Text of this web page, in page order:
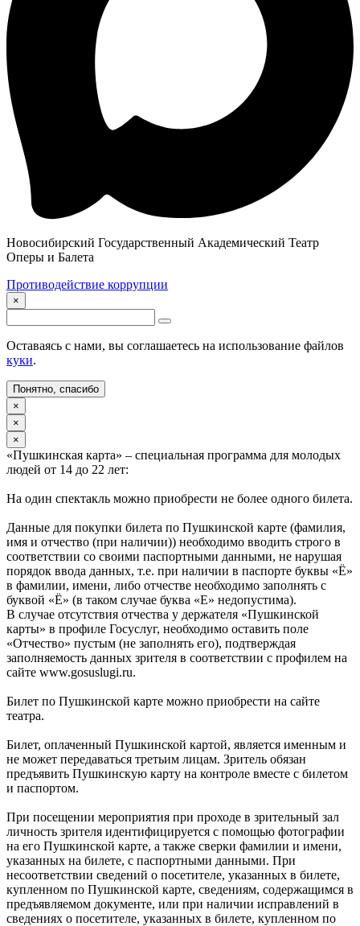
Новосибирский Государственный Академический Театр
Оперы и Балета
Противодействие коррупции
×
Оставаясь с нами, вы соглашаетесь на использование файлов
куки.
Понятно, спасибо
×
×
×
«Пушкинская карта» – специальная программа для молодых
людей от 14 до 22 лет:
На один спектакль можно приобрести не более одного билета.
Данные для покупки билета по Пушкинской карте (фамилия,
имя и отчество (при наличии)) необходимо вводить строго в
соответствии со своими паспортными данными, не нарушая
порядок ввода данных, т.е. при наличии в паспорте буквы «Ё»
в фамилии, имени, либо отчестве необходимо заполнять с
буквой «Ё» (в таком случае буква «Е» недопустима).
В случае отсутствия отчества у держателя «Пушкинской
карты» в профиле Госуслуг, необходимо оставить поле
«Отчество» пустым (не заполнять его), подтверждая
заполняемость данных зрителя в соответствии с профилем на
сайте www.gosuslugi.ru.
Билет по Пушкинской карте можно приобрести на сайте
театра.
Билет, оплаченный Пушкинской картой, является именным и
не может передаваться третьим лицам. Зритель обязан
предъявить Пушкинскую карту на контроле вместе с билетом
и паспортом.
При посещении мероприятия при проходе в зрительный зал
личность зрителя идентифицируется с помощью фотографии
на его Пушкинской карте, а также сверки фамилии и имени,
указанных на билете, с паспортными данными. При
несоответствии сведений о посетителе, указанных в билете,
купленном по Пушкинской карте, сведениям, содержащимся в
предъявляемом документе, или при наличии исправлений в
сведениях о посетителе, указанных в билете, купленном по